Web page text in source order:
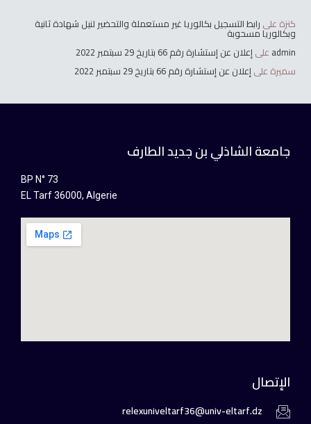
كنزة على رابط التسجيل بكالوريا غير مستعملة والتحضير لنيل شهادة ثانية
وبكالوريا مسحوبة
admin علىإعلان عن إستشارة رقم 66 بتاريخ 29 سبتمبر 2022
سميرة علىإعلان عن إستشارة رقم 66 بتاريخ 29 سبتمبر 2022
جامعة الشاذلي بن جديد الطارف
BP N° 73
EL Tarf 36000, Algerie
الإتصال
relexuniveltarf36@univ-eltarf.dz